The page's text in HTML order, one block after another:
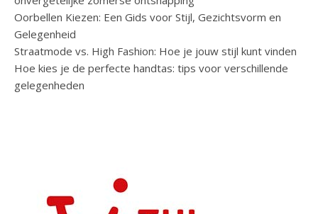
Oorbellen Kiezen: Een Gids voor Stijl, Gezichtsvorm en
Gelegenheid
Straatmode vs. High Fashion: Hoe je jouw stijl kunt vinden
Hoe kies je de perfecte handtas: tips voor verschillende
gelegenheden